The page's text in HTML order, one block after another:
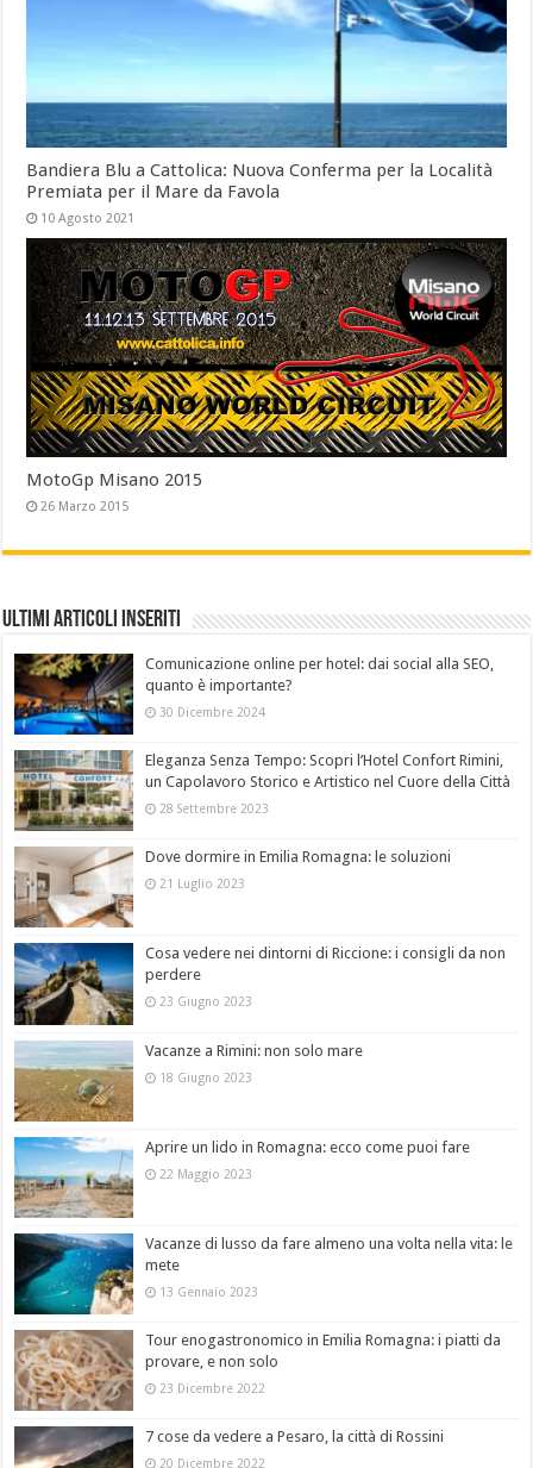
Bandiera Blu a Cattolica: Nuova Conferma per la Località
Premiata per il Mare da Favola
10 Agosto 2021
MotoGp Misano 2015
26 Marzo 2015
Ultimi Articoli Inseriti
Comunicazione online per hotel: dai social alla SEO,
quanto è importante?
30 Dicembre 2024
Eleganza Senza Tempo: Scopri l’Hotel Confort Rimini,
un Capolavoro Storico e Artistico nel Cuore della Città
28 Settembre 2023
Dove dormire in Emilia Romagna: le soluzioni
21 Luglio 2023
Cosa vedere nei dintorni di Riccione: i consigli da non
perdere
23 Giugno 2023
Vacanze a Rimini: non solo mare
18 Giugno 2023
Aprire un lido in Romagna: ecco come puoi fare
22 Maggio 2023
Vacanze di lusso da fare almeno una volta nella vita: le
mete
13 Gennaio 2023
Tour enogastronomico in Emilia Romagna: i piatti da
provare, e non solo
23 Dicembre 2022
7 cose da vedere a Pesaro, la città di Rossini
20 Dicembre 2022